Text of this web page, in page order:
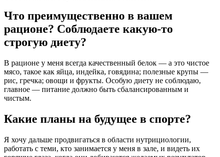
Что преимущественно в вашем
рационе? Соблюдаете какую-то
строгую диету?
В рационе у меня всегда качественный белок — а это чистое
мясо, такое как яйца, индейка, говядина; полезные крупы —
рис, гречка; овощи и фрукты. Особую диету не соблюдаю,
главное — питание должно быть сбалансированным и
чистым.
Какие планы на будущее в спорте?
Я хочу дальше продвигаться в области нутрициологии,
работать с теми, кто занимается у меня в зале, и видеть их